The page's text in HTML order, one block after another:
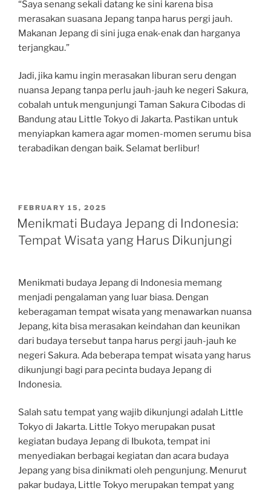
“Saya senang sekali datang ke sini karena bisa
merasakan suasana Jepang tanpa harus pergi jauh.
Makanan Jepang di sini juga enak-enak dan harganya
terjangkau.”
Jadi, jika kamu ingin merasakan liburan seru dengan
nuansa Jepang tanpa perlu jauh-jauh ke negeri Sakura,
cobalah untuk mengunjungi Taman Sakura Cibodas di
Bandung atau Little Tokyo di Jakarta. Pastikan untuk
menyiapkan kamera agar momen-momen serumu bisa
terabadikan dengan baik. Selamat berlibur!
POSTED
ON
FEBRUARY 15, 2025
Menikmati Budaya Jepang di Indonesia:
Tempat Wisata yang Harus Dikunjungi
Menikmati budaya Jepang di Indonesia memang
menjadi pengalaman yang luar biasa. Dengan
keberagaman tempat wisata yang menawarkan nuansa
Jepang, kita bisa merasakan keindahan dan keunikan
dari budaya tersebut tanpa harus pergi jauh-jauh ke
negeri Sakura. Ada beberapa tempat wisata yang harus
dikunjungi bagi para pecinta budaya Jepang di
Indonesia.
Salah satu tempat yang wajib dikunjungi adalah Little
Tokyo di Jakarta. Little Tokyo merupakan pusat
kegiatan budaya Jepang di Ibukota, tempat ini
menyediakan berbagai kegiatan dan acara budaya
Jepang yang bisa dinikmati oleh pengunjung. Menurut
pakar budaya, Little Tokyo merupakan tempat yang